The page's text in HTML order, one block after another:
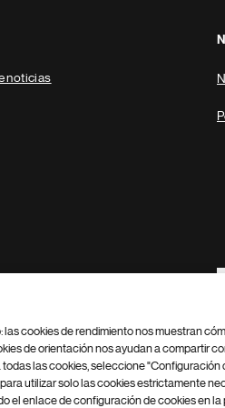
noticias
Configuración de cookies
cookies de rendimiento nos muestran
de orientación nos ayudan a compartir
las cookies, seleccione "Configuración
utilizar solo las cookies estrictamente
el enlace de configuración de cookies en la